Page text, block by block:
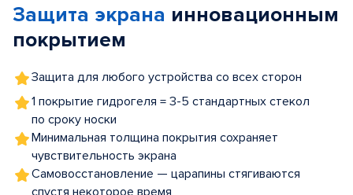
5
Защита экрана инновационным
покрытием
Защита для любого устройства со всех сторон
1 покрытие гидрогеля = 3-5 стандартных стекол
по сроку носки
Минимальная толщина покрытия сохраняет
чувствительность экрана
Самовосстановление — царапины стягиваются
спустя некоторое время